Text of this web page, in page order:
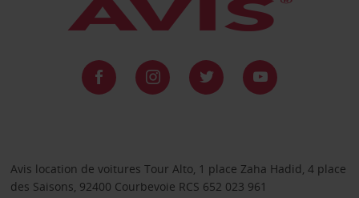
Avis location de voitures Tour Alto, 1 place Zaha Hadid, 4 place
des Saisons, 92400 Courbevoie RCS 652 023 961